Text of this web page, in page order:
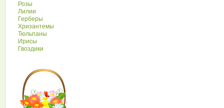
Розы
Лилии
Герберы
Хризантемы
Тюльпаны
Ирисы
Гвоздики